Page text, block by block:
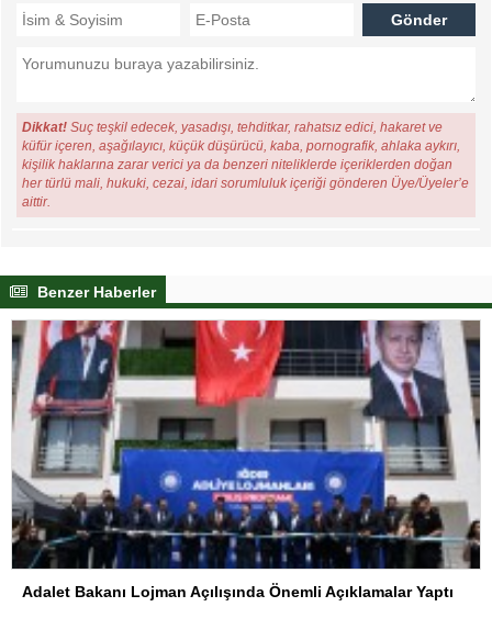
Dikkat! Suç teşkil edecek, yasadışı, tehditkar, rahatsız edici, hakaret ve
küfür içeren, aşağılayıcı, küçük düşürücü, kaba, pornografik, ahlaka aykırı,
kişilik haklarına zarar verici ya da benzeri niteliklerde içeriklerden doğan
her türlü mali, hukuki, cezai, idari sorumluluk içeriği gönderen Üye/Üyeler’e
aittir.
Benzer Haberler
Adalet Bakanı Lojman Açılışında Önemli Açıklamalar Yaptı